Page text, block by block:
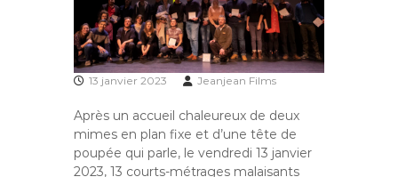
13 janvier 2023 Jeanjean Films
Après un accueil chaleureux de deux
mimes en plan fixe et d’une tête de
poupée qui parle, le vendredi 13 janvier
2023, 13 courts-métrages malaisants